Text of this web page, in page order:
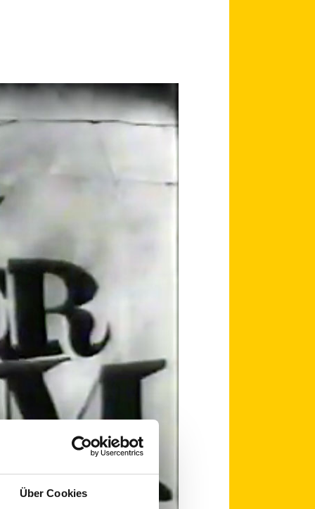
Über Cookies